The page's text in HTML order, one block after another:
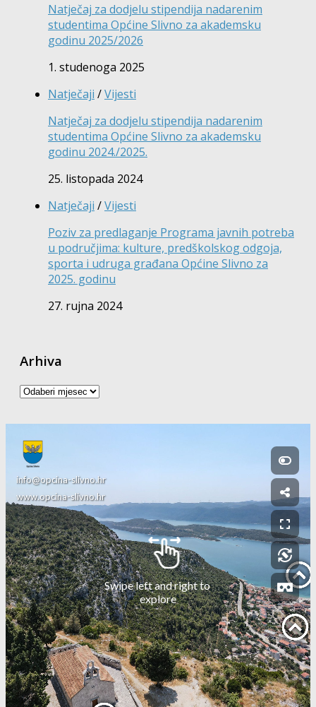
Natječaj za dodjelu stipendija nadarenim
studentima Općine Slivno za akademsku
godinu 2025/2026
1. studenoga 2025
Natječaji /Vijesti
Natječaj za dodjelu stipendija nadarenim
studentima Općine Slivno za akademsku
godinu 2024./2025.
25. listopada 2024
Natječaji /Vijesti
Poziv za predlaganje Programa javnih potreba
u područjima: kulture, predškolskog odgoja,
sporta i udruga građana Općine Slivno za
2025. godinu
27. rujna 2024
Arhiva
Arhiva